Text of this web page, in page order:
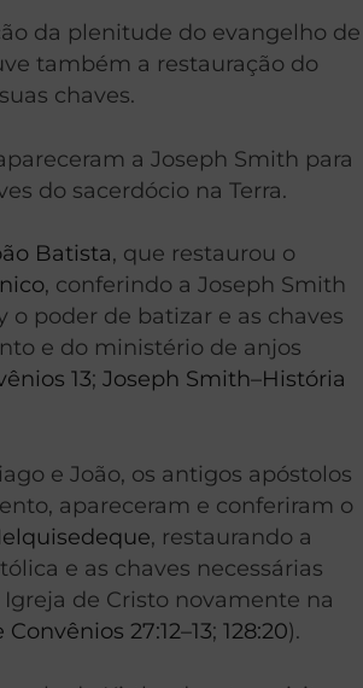
da plenitude do evangelho de
também a restauração do
chaves.
a Joseph Smith para
do sacerdócio na Terra.
Batista, que restaurou o
, conferindo a Joseph Smith
o poder de batizar e as chaves
e do ministério de anjos
13; Joseph Smith–História
e João, os antigos apóstolos
apareceram e conferiram o
, restaurando a
e as chaves necessárias
de Cristo novamente na
27:12–13; 128:20).